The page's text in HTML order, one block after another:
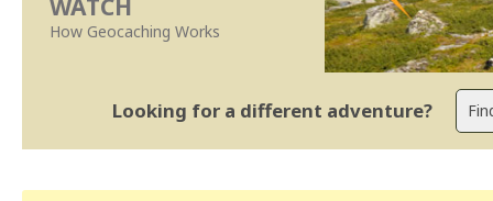
WATCH
How Geocaching Works
Looking for a different adventure?